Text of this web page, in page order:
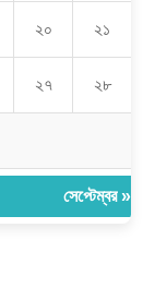
২০ ২১
২৭ ২৮
সেপ্টেম্বর »